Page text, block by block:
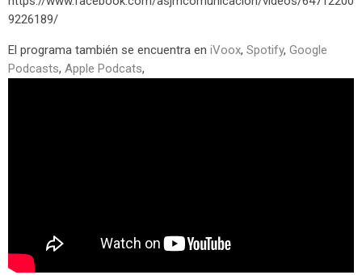
9226189/
El programa también se encuentra en iVoox, Spotify, Google
Podcasts, Apple Podcats,